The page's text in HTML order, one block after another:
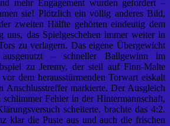
mehr Engagement wurden gefordert –
sie! Plötzlich ein völlig anderes Bild,
zweiten Hälfte gehörten eindeutig dem
uns, das Spielgeschehen immer weiter in
zu verlagern. Das eigene Übergewicht
– schneller Ballgewinn im
zu Jeremy, der steil auf Finn-Malte
dem herausstürmenden Torwart eiskalt
Anschlusstreffer markierte. Der Ausgleich
Fehler in der Hintermannschaft,
scheiterte, brachte das 4:2.
klar die Puste aus und auch die frischen